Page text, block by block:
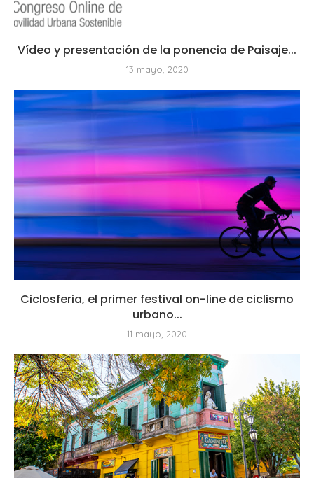
Vídeo y presentación de la ponencia de Paisaje...
13 mayo, 2020
Ciclosferia, el primer festival on-line de ciclismo
urbano...
11 mayo, 2020